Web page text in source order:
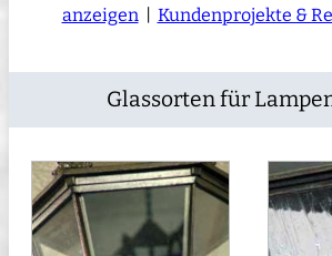
anzeigen| Kundenprojekte &
Glassorten für